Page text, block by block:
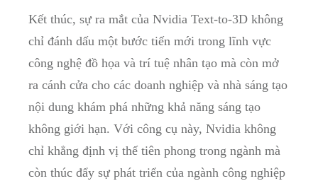
Kết thúc, sự ra mắt của Nvidia Text-to-3D không
chỉ đánh dấu một bước tiến mới trong lĩnh vực
công nghệ đồ họa và trí tuệ nhân tạo mà còn mở
ra cánh cửa cho các doanh nghiệp và nhà sáng tạo
nội dung khám phá những khả năng sáng tạo
không giới hạn. Với công cụ này, Nvidia không
chỉ khẳng định vị thế tiên phong trong ngành mà
còn thúc đẩy sự phát triển của ngành công nghiệp